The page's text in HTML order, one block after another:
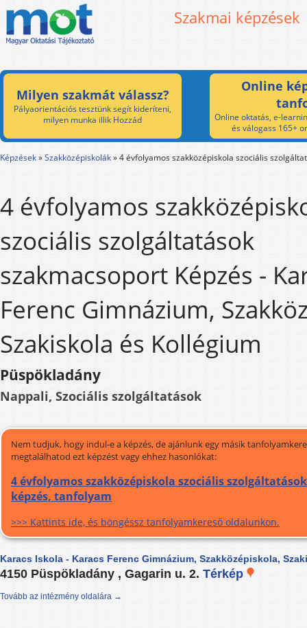
Szakmai képzések
Milyen szakmát válassz?
Pályaorientációs tesztünk segít kideríteni,
milyen munka illik Hozzád
Online
Online oktatás, e-
és válogass 165+
Képzések»Szakközépiskolák»4 évfolyamos szakközépiskola szociális
4 évfolyamos
szociális szolgáltatások
szakmacsoport Képzés -
Ferenc Gimnázium,
Szakiskola és Kollégium
Püspökladány
Nappali, Szociális szolgáltatások
Nem tudjuk, hogy indul-e a képzés, de ajánlunk egy másik
megtalálhatod ezt képzést vagy ehhez hasonlókat:
4 évfolyamos szakközépiskola szociális
képzés, tanfolyam
>>> Kattints ide, és böngéssz tanfolyamkereső oldalunkon.
Karacs Iskola - Karacs Ferenc Gimnázium, Szakközépiskola,
4150 Püspökladány , Gagarin u. 2. Térkép
Tovább az intézmény oldalára →